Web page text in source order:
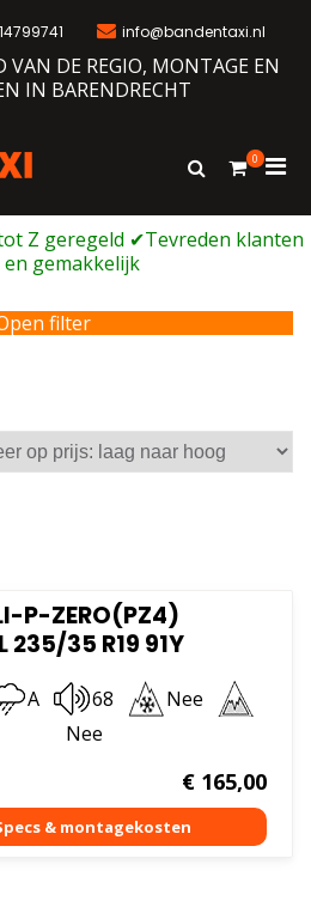
info@bandentaxi.nl
VAN DE REGIO, MONTAGE EN
IN BARENDRECHT
Bandengarage met eigen webshop
Toon
0
voor
filter
P-ZERO(PZ4)
235/35 R19 91Y
A 68
Nee
Nee
€165,00